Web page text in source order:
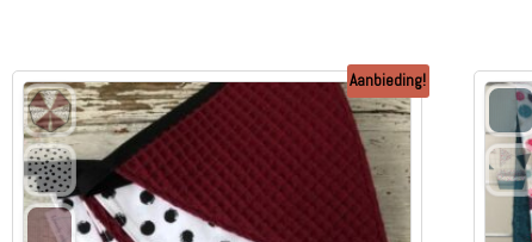
Aanbieding!